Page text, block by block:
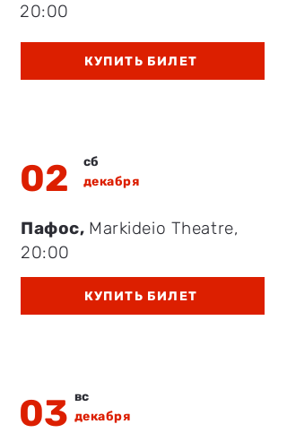
20:00
КУПИТЬ БИЛЕТ
02
сб
декабря
КУПИТЬ БИЛЕТ
Пафос, Markideio Theatre,
20:00
03 вс
декабря